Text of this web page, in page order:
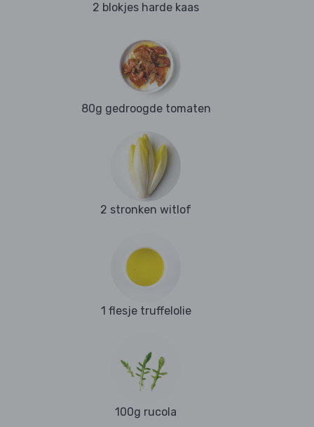
2 blokjes harde kaas
80g gedroogde tomaten
2 stronken witlof
1 flesje truffelolie
100g rucola